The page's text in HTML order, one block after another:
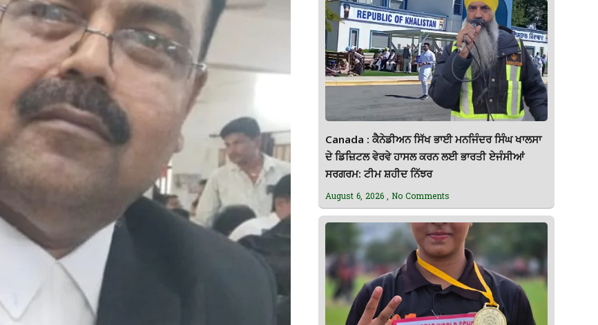
Canada : ਕੈਨੇਡੀਅਨ ਸਿੱਖ ਭਾਈ ਮਨਜਿੰਦਰ ਸਿੰਘ ਖਾਲਸਾ
ਦੇ ਡਿਜ਼ਿਟਲ ਵੇਰਵੇ ਹਾਸਲ ਕਰਨ ਲਈ ਭਾਰਤੀ ਏਜੰਸੀਆਂ
ਸਰਗਰਮ: ਟੀਮ ਸ਼ਹੀਦ ਨਿੱਝਰ
August 6, 2026 No Comments